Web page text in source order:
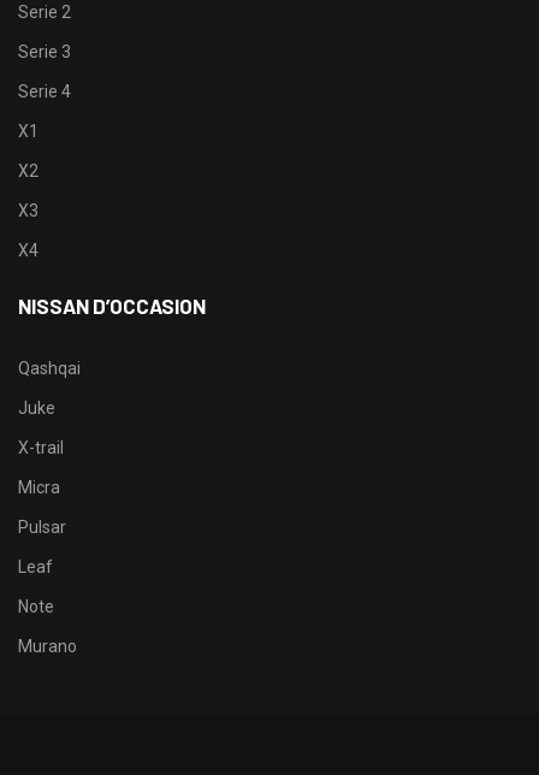
Serie 2
Serie 3
Serie 4
X1
X2
X3
X4
NISSAN D’OCCASION
Qashqai
Juke
X-trail
Micra
Pulsar
Leaf
Note
Murano